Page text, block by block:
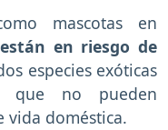
mascotas en
en riesgo de
especies exóticas
que no pueden
vida doméstica.